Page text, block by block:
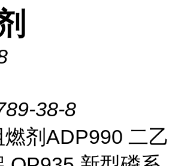
38-8
燃剂ADP990 二乙